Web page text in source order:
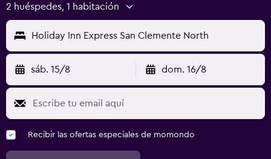
2 huéspedes, 1 habitación
Holiday Inn Express San Clemente North
sáb. 15/8 dom. 16/8
Recibir las ofertas especiales de momondo